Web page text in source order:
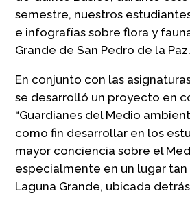
semestre, nuestros
e infografías sobre flora y
Grande de San Pedro de la Paz.
En conjunto con las
se desarrolló un proyecto en
“Guardianes del Medio
como fin desarrollar en los
mayor conciencia sobre el
especialmente en un lugar
Laguna Grande, ubicada